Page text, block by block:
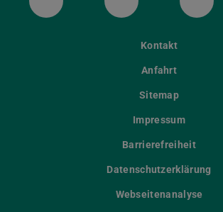
ULB Bluesky ULB Facebook
Kontakt
Anfahrt
Sitemap
Impressum
Barrierefreiheit
Datenschutzerklärung
Webseitenanalyse